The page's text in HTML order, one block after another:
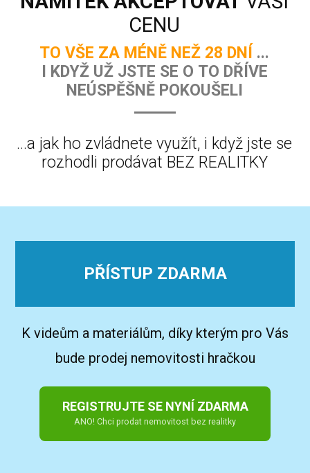
CENU
TO VŠE ZA MÉNĚ NEŽ 28 DNÍ
...
I KDYŽ UŽ JSTE SE O TO DŘÍVE
NEÚSPĚŠNĚ POKOUŠELI
...a jak ho zvládnete využít, i když jste se
rozhodli prodávat BEZ REALITKY
PŘÍSTUP ZDARMA
K videům a materiálům, díky kterým pro Vás
bude prodej nemovitosti hračkou
REGISTRUJTE SE NYNÍ ZDARMA
ANO! Chci prodat nemovitost bez realitky